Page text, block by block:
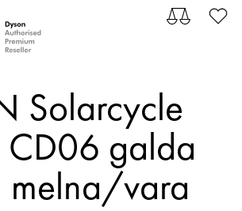
galda
melna/vara